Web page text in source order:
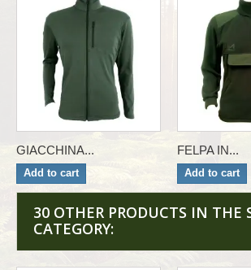
GIACCHINA...
Add to cart
FELPA IN...
Add to cart
30 OTHER PRODUCTS IN THE
CATEGORY: